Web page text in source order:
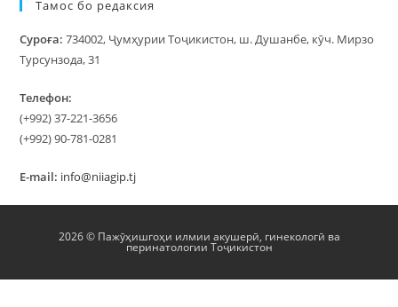
Тамос бо редаксия
Суроға: 734002, Ҷумҳурии Тоҷикистон, ш. Душанбе, кӯч. Мирзо
Турсунзода, 31
Телефон:
(+992) 37-221-3656
(+992) 90-781-0281
E-mail: info@niiagip.tj
2026 © Пажӯҳишгоҳи илмии акушерӣ, гинекологӣ ва
перинатологии Тоҷикистон